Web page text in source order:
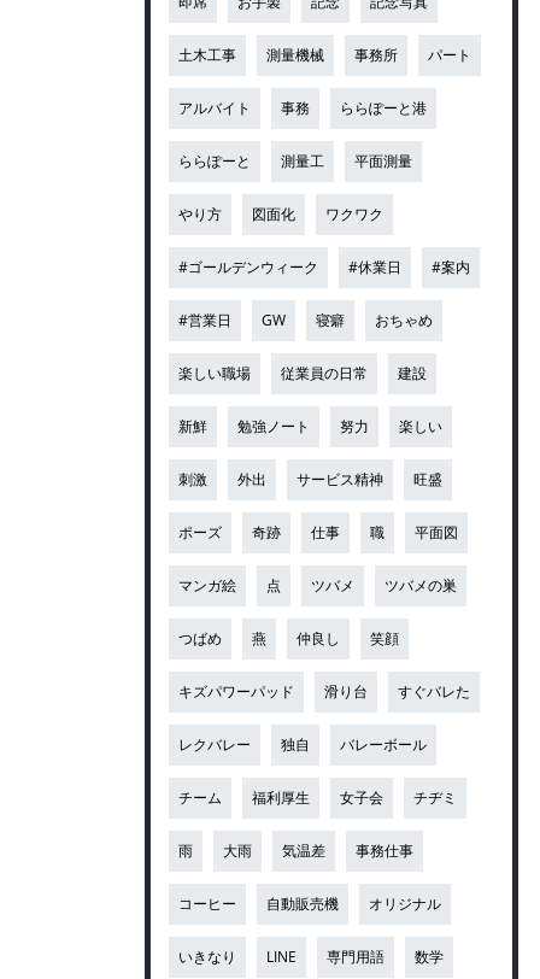
土木工事 測量機械 事務所 パート
アルバイト 事務 ららぽーと港
ららぽーと 測量工 平面測量
やり方 図面化 ワクワク
#ゴールデンウィーク #休業日 #案内
#営業日 GW 寝癖 おちゃめ
楽しい職場 従業員の日常 建設
新鮮 勉強ノート 努力 楽しい
刺激 外出 サービス精神 旺盛
ポーズ 奇跡 仕事 職 平面図
マンガ絵 点 ツバメ ツバメの巣
つばめ 燕 仲良し 笑顔
キズパワーパッド 滑り台 すぐバレた
レクバレー 独自 バレーボール
チーム 福利厚生 女子会 チヂミ
雨 大雨 気温差 事務仕事
コーヒー 自動販売機 オリジナル
いきなり LINE 専門用語 数学